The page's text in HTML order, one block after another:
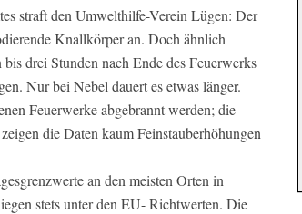
straft den Umwelthilfe-Verein Lügen: Der
Knallkörper an. Doch ähnlich
drei Stunden nach Ende des Feuerwerks
Nur bei Nebel dauert es etwas länger.
Feuerwerke abgebrannt werden; die
die Daten kaum Feinstauberhöhungen
an den meisten Orten in
stets unter den EU- Richtwerten. Die